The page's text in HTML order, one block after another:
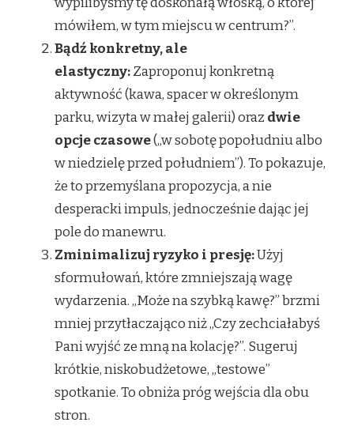
mówiłem, w tym miejscu w centrum?”.
Bądź konkretny, ale
elastyczny:Zaproponuj konkretną
aktywność (kawa, spacer w określonym
parku, wizyta w małej galerii) oraz dwie
opcje czasowe(„w sobotę popołudniu albo
w niedzielę przed południem”). To pokazuje,
że to przemyślana propozycja, a nie
desperacki impuls, jednocześnie dając jej
pole do manewru.
Zminimalizuj ryzyko i presję:Użyj
sformułowań, które zmniejszają wagę
wydarzenia. „Może na szybką kawę?” brzmi
mniej przytłaczająco niż „Czy zechciałabyś
Pani wyjść ze mną na kolację?”. Sugeruj
krótkie, niskobudżetowe, „testowe”
spotkanie. To obniża próg wejścia dla obu
stron.